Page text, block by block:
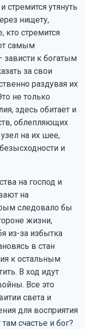
стремится утянуть
нищету,
кто стремится
самым
зависти к богатым
за свои
раздувая их
не только
здесь обитает и
облепляющих
на их шее,
и
на господ и
на
следовало бы
жизни,
из-за избытка
в стан
к остальным
В ход идут
Все это
света и
для восприятия
счастье и бог?